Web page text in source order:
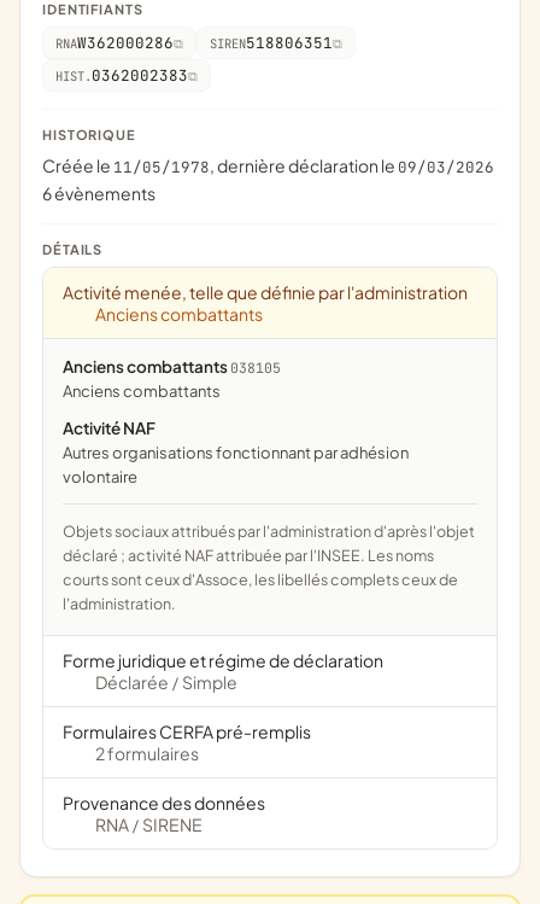
IDENTIFIANTS
RNAW362000286 SIREN518806351
HIST. 0362002383
HISTORIQUE
Créée le 11/05/1978, dernière déclaration le 09/03/2026
6 évènements
DÉTAILS
Activité menée, telle que définie par l'administration
Anciens combattants
Anciens combattants 038105
anciens combattants
Activité NAF
Autres organisations fonctionnant par adhésion
volontaire
Objets sociaux attribués par l'administration d'après l'objet
déclaré ; activité NAF attribuée par l'INSEE. Les noms
courts sont ceux d'Assoce, les libellés complets ceux de
l'administration.
Forme juridique et régime de déclaration
Déclarée / Simple
Formulaires CERFA pré-remplis
2 formulaires
Provenance des données
RNA / SIRENE